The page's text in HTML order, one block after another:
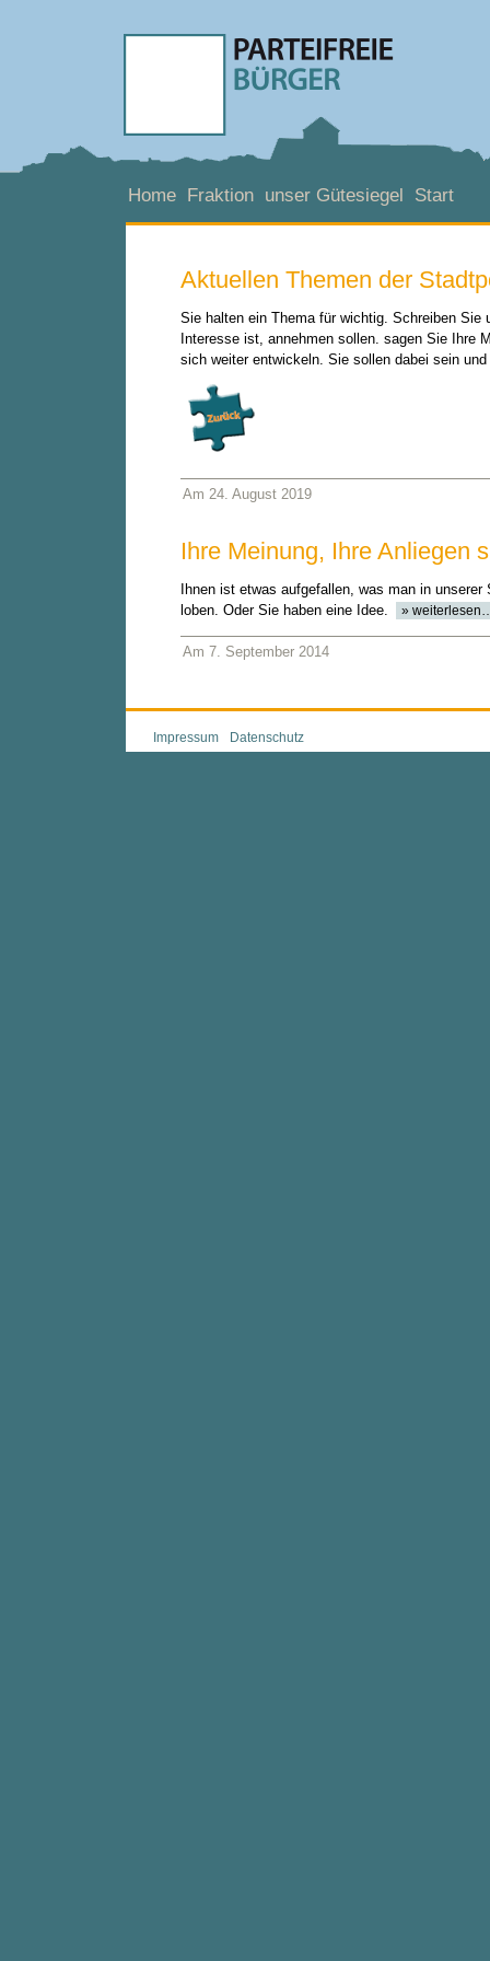
Home Fraktion unser Gütesiegel Start
Aktuellen Themen der
Sie halten ein Thema für wichtig. Schreiben Sie
Interesse ist, annehmen sollen. sagen Sie Ihre
sich weiter entwickeln. Sie sollen dabei sein
Am 24. August 2019
Ihre Meinung, Ihre Anliegen
Ihnen ist etwas aufgefallen, was man in
loben. Oder Sie haben eine Idee.
»
Am 7. September 2014
Impressum Datenschutz